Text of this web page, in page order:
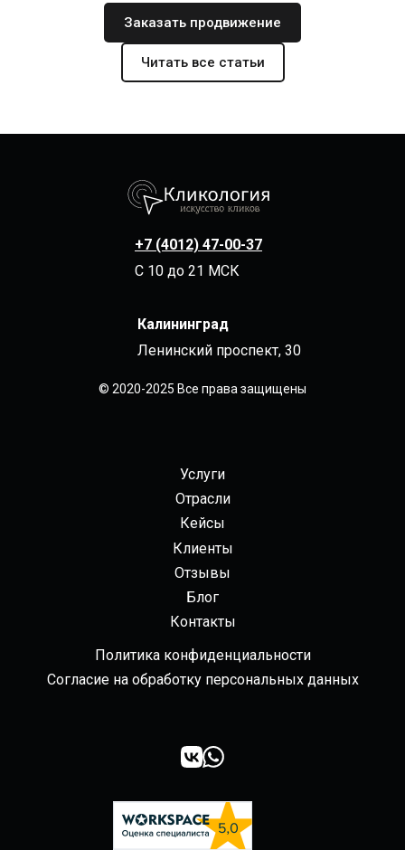
Заказать продвижение
Читать все статьи
+7 (4012) 47-00-37
С 10 до 21 МСК
Калининград
Ленинский проспект, 30
© 2020-2025 Все права защищены
Услуги
Отрасли
Кейсы
Клиенты
Отзывы
Блог
Контакты
Политика конфиденциальности
Согласие на обработку персональных данных